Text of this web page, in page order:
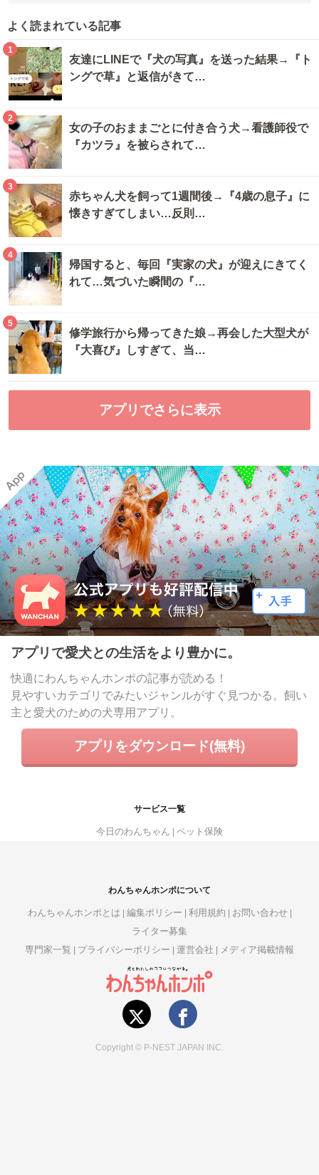
よく読まれている記事
1
友達にLINEで『犬の写真』を送った結果→『ト
ングで草』と返信がきて…
2
女の子のおままごとに付き合う犬→看護師役で
『カツラ』を被らされて…
3
赤ちゃん犬を飼って1週間後→『4歳の息子』に
懐きすぎてしまい…反則…
4
帰国すると、毎回『実家の犬』が迎えにきてく
れて…気づいた瞬間の『…
5
修学旅行から帰ってきた娘→再会した大型犬が
『大喜び』しすぎて、当…
アプリでさらに表示
アプリで愛犬との生活をより豊かに。
快適にわんちゃんホンポの記事が読める！
見やすいカテゴリでみたいジャンルがすぐ見つかる。飼い
主と愛犬のための犬専用アプリ。
アプリをダウンロード(無料)
サービス一覧
今日のわんちゃん ペット保険
わんちゃんホンポについて
わんちゃんホンポとは 編集ポリシー 利用規約
お問い合わせ
ライター募集
専門家一覧
プライバシーポリシー 運営会社 メディア掲載情報
Copyright © P-NEST JAPAN INC.